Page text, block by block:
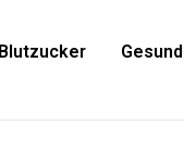
Blutzucker